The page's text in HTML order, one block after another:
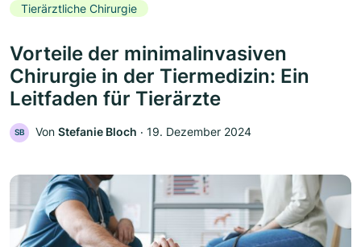
Tierärztliche Chirurgie
Vorteile der minimalinvasiven
Chirurgie in der Tiermedizin: Ein
Leitfaden für Tierärzte
SB Von Stefanie Bloch ‧ 19. Dezember 2024